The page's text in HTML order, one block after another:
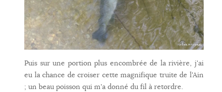
Puis sur une portion plus encombrée de la rivière, j'ai
eu la chance de croiser cette magnifique truite de l'Ain
; un beau poisson qui m'a donné du fil à retordre.